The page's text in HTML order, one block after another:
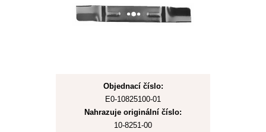
Objednací číslo:
E0-10825100-01
Nahrazuje originální číslo:
10-8251-00